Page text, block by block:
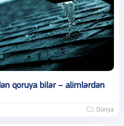
qoruya bilər – alimlərdən
Dünya